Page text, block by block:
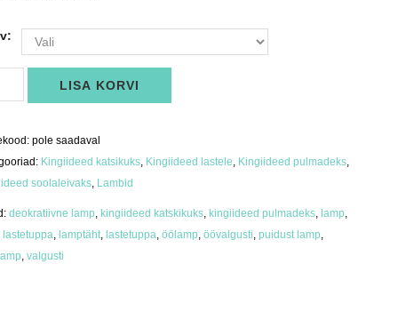
LISA KORVI
pole saadaval
Kingiideed katsikuks Kingiideed lastele Kingiideed pulmadeks
soolaleivaks Lambid
deokratiivne lamp ,kingiideed katskikuks ,kingiideed pulmadeks ,lamp
lastetuppa ,lamptäht ,lastetuppa ,öölamp ,öövalgusti ,puidust lamp
,valgusti